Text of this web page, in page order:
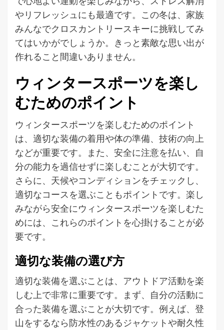
やリフレッシュにも最適です。この冬は、家族
みんなでクロスカントリースキーに挑戦してみ
てはいかがでしょうか。きっと素敵な思い出が
作れること間違いありません。
ウィンタースポーツを楽し
むためのポイント
ウィンタースポーツを楽しむためのポイント
は、適切な装備の着用や体の準備、技術の向上
などが重要です。また、安全に注意を払い、自
分の能力を過信せずに楽しむことが大切です。
さらに、天候やコンディションをチェックし、
適切なコースを選ぶこともポイントです。楽し
みながら安全にウィンタースポーツを楽しむた
めには、これらのポイントを心掛けることが必
要です。
適切な装備の選び方
適切な装備を選ぶことは、アウトドア活動を楽
しむ上で非常に重要です。まず、自分の活動に
合った装備を選ぶことが大切です。例えば、登
山をするなら防水性のあるジャケットや耐久性